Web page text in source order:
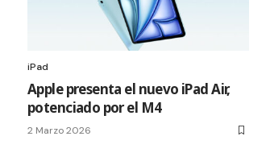
iPad
Apple presenta el nuevo iPad Air,
potenciado por el M4
2 Marzo 2026